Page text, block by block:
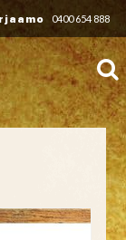
0400 654 888